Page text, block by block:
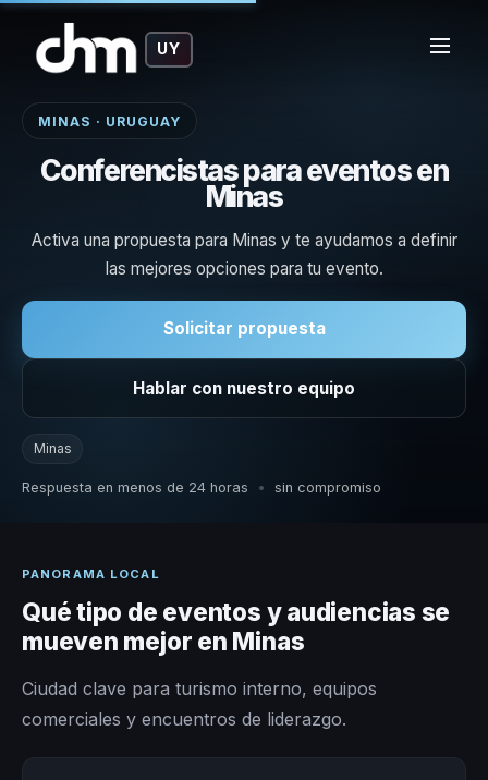
UY
MINAS · URUGUAY
Conferencistas para eventos en
Minas
Activa una propuesta para Minas y te ayudamos a definir
las mejores opciones para tu evento.
Solicitar propuesta
Hablar con nuestro equipo
Minas
Respuesta en menos de 24 horas • sin compromiso
PANORAMA LOCAL
Qué tipo de eventos y audiencias se
mueven mejor en Minas
Ciudad clave para turismo interno, equipos
comerciales y encuentros de liderazgo.